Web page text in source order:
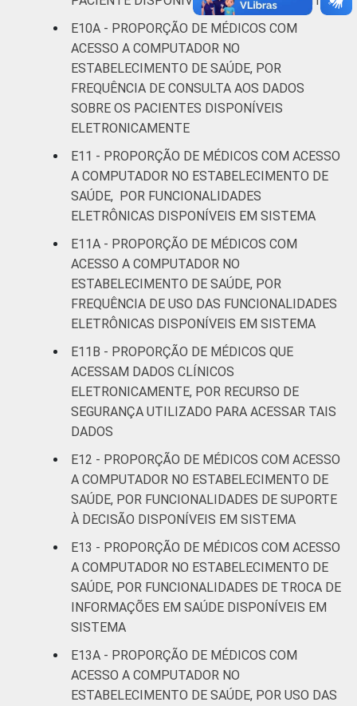
E10A - PROPORÇÃO DE MÉDICOS COM
ACESSO A COMPUTADOR NO
ESTABELECIMENTO DE SAÚDE, POR
FREQUÊNCIA DE CONSULTA AOS DADOS
SOBRE OS PACIENTES DISPONÍVEIS
ELETRONICAMENTE
E11 - PROPORÇÃO DE MÉDICOS COM ACESSO
A COMPUTADOR NO ESTABELECIMENTO DE
SAÚDE, POR FUNCIONALIDADES
ELETRÔNICAS DISPONÍVEIS EM SISTEMA
E11A - PROPORÇÃO DE MÉDICOS COM
ACESSO A COMPUTADOR NO
ESTABELECIMENTO DE SAÚDE, POR
FREQUÊNCIA DE USO DAS FUNCIONALIDADES
ELETRÔNICAS DISPONÍVEIS EM SISTEMA
E11B - PROPORÇÃO DE MÉDICOS QUE
ACESSAM DADOS CLÍNICOS
ELETRONICAMENTE, POR RECURSO DE
SEGURANÇA UTILIZADO PARA ACESSAR TAIS
DADOS
E12 - PROPORÇÃO DE MÉDICOS COM ACESSO
A COMPUTADOR NO ESTABELECIMENTO DE
SAÚDE, POR FUNCIONALIDADES DE SUPORTE
À DECISÃO DISPONÍVEIS EM SISTEMA
E13 - PROPORÇÃO DE MÉDICOS COM ACESSO
A COMPUTADOR NO ESTABELECIMENTO DE
SAÚDE, POR FUNCIONALIDADES DE TROCA DE
INFORMAÇÕES EM SAÚDE DISPONÍVEIS EM
SISTEMA
E13A - PROPORÇÃO DE MÉDICOS COM
ACESSO A COMPUTADOR NO
ESTABELECIMENTO DE SAÚDE, POR USO DAS